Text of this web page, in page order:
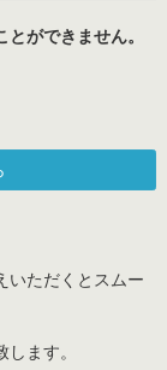
ができません。
いただくとスムー
ます。